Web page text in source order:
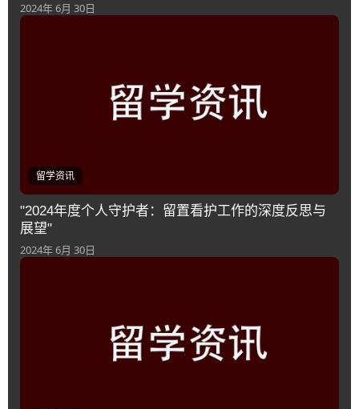
2024年 6月 30日
留学资讯
"2024年度个人守护者：留置看护工作的深度反思与
展望"
2024年 6月 30日